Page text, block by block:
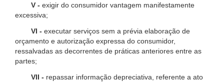
V - exigir do consumidor vantagem manifestamente
excessiva;
VI - executar serviços sem a prévia elaboração de
orçamento e autorização expressa do consumidor,
ressalvadas as decorrentes de práticas anteriores entre as
partes;
VII - repassar informação depreciativa, referente a ato